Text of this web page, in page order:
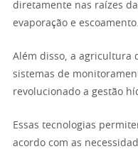
diretamente nas raízes
evaporação e escoamento.
Além disso, a agricultura
sistemas de
revolucionado a gestão
Essas tecnologias
acordo com as